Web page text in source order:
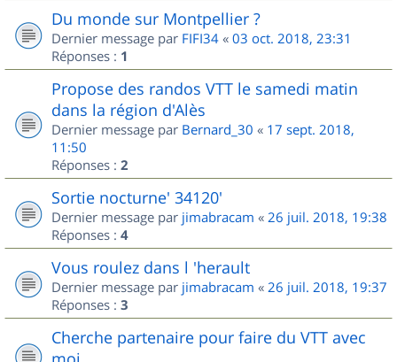
Du monde sur Montpellier ?
Dernier message par FIFI34 « 03 oct. 2018, 23:31
Réponses : 1
Propose des randos VTT le samedi matin
dans la région d'Alès
Dernier message par Bernard_30 « 17 sept. 2018,
11:50
Réponses : 2
Sortie nocturne' 34120'
Dernier message par jimabracam « 26 juil. 2018, 19:38
Réponses : 4
Vous roulez dans l 'herault
Dernier message par jimabracam « 26 juil. 2018, 19:37
Réponses : 3
Cherche partenaire pour faire du VTT avec